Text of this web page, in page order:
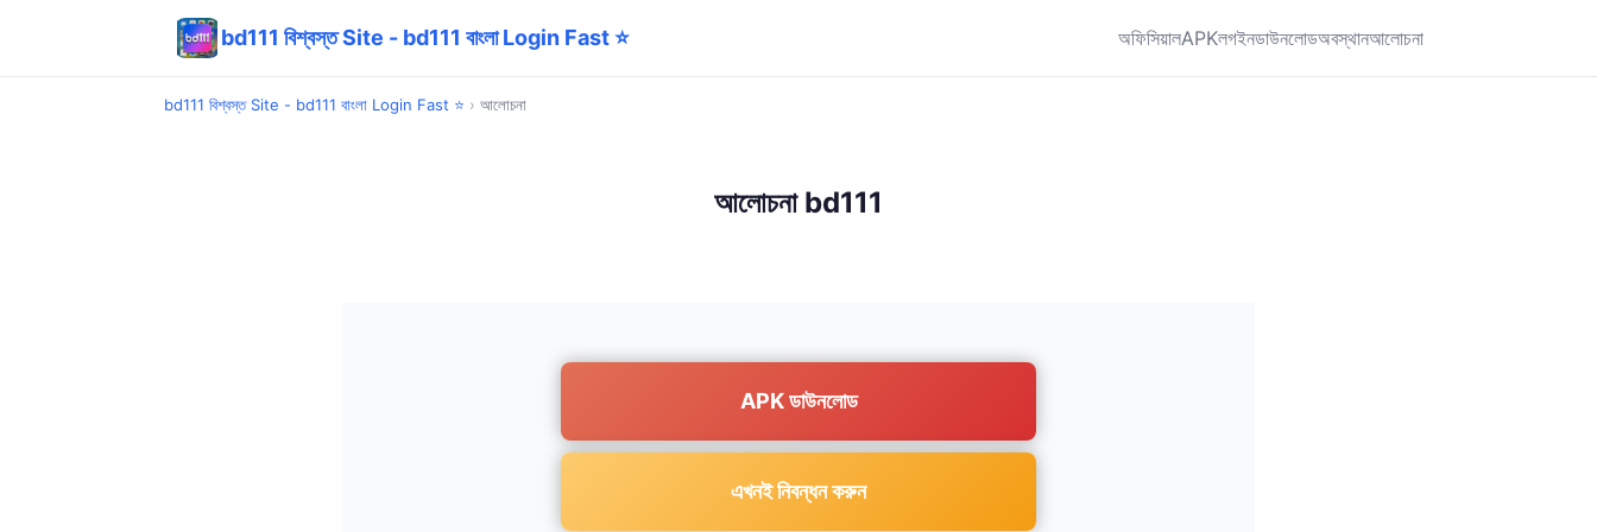
bd111 বিশ্বস্ত Site - bd111 বাংলা Login Fast ⭐ অফিসিয়ালAPKলগইনডাউনলোডঅবস্থানআলোচনা
bd111 বিশ্বস্ত Site - bd111 বাংলা Login Fast ⭐ › আলোচনা
আলোচনা bd111
APK ডাউনলোড
এখনই নিবন্ধন করুন